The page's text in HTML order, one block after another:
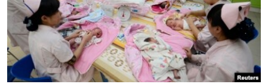
"Tìm"NGƯỜI VIỆT HẢI NGOẠI
ĐỜI SỐNG
KINH TẾ
KHOA HỌC
TẠI
HÀNH TRÌNH BẦU CỬ 2024
MỘT NĂM CHIẾN TRANH TẠI DẢI GAZA
GIẢI MÃ VÀNH ĐAI & CON ĐƯỜNG
VIDEO
NGHE
MẠNG XÃ HỘI